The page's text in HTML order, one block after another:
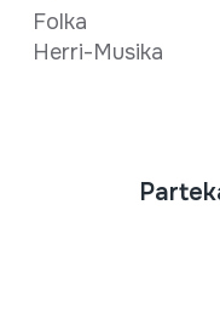
Folka
Herri-Musika